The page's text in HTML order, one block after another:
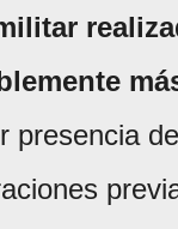
presencia